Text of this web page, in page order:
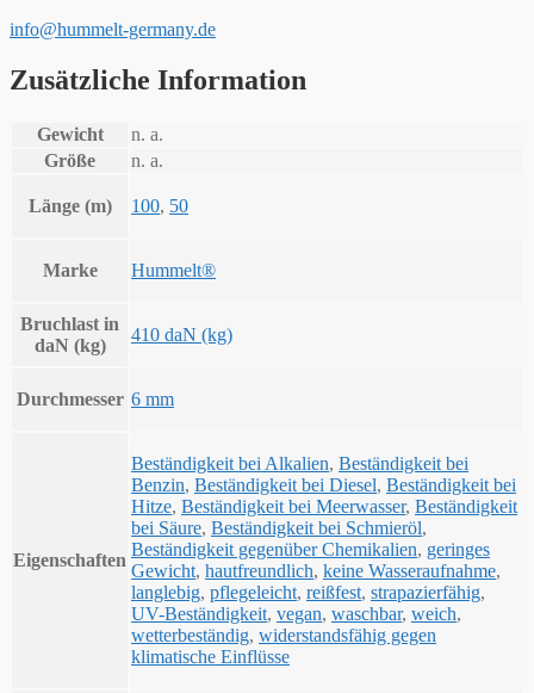
info@hummelt-germany.de
Zusätzliche Information
Gewicht
n. a.
Größe
n. a.
Länge (m) 100, 50
Marke Hummelt®
Bruchlast in
daN (kg)
410 daN (kg)
Durchmesser 6 mm
Eigenschaften
Beständigkeit bei Alkalien, Beständigkeit bei
Benzin, Beständigkeit bei Diesel, Beständigkeit bei
Hitze, Beständigkeit bei Meerwasser, Beständigkeit
bei Säure, Beständigkeit bei Schmieröl,
Beständigkeit gegenüber Chemikalien, geringes
Gewicht, hautfreundlich, keine Wasseraufnahme,
langlebig, pflegeleicht, reißfest, strapazierfähig,
UV-Beständigkeit, vegan, waschbar, weich,
wetterbeständig, widerstandsfähig gegen
klimatische Einflüsse